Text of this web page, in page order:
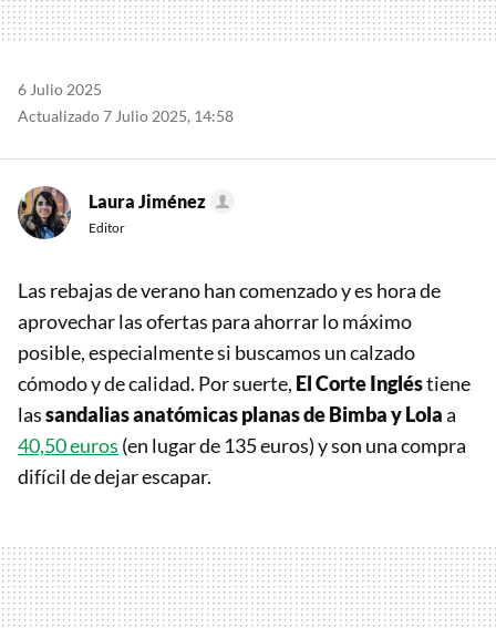
6 Julio 2025
Actualizado 7 Julio 2025, 14:58
Laura Jiménez
Editor
Las rebajas de verano han comenzado y es hora de
aprovechar las ofertas para ahorrar lo máximo
posible, especialmente si buscamos un calzado
cómodo y de calidad. Por suerte, El Corte Ingléstiene
lassandalias anatómicas planas de Bimba y Lolaa
40,50 euros (en lugar de 135 euros) y son una compra
difícil de dejar escapar.